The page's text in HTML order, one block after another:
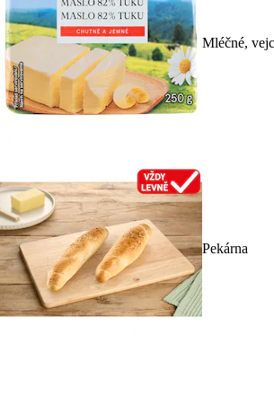
Mléčné,
Pekárna